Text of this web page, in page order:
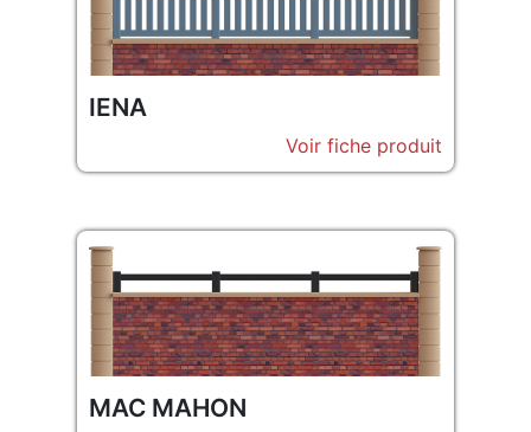
IENA
Voir fiche produit
MAC MAHON